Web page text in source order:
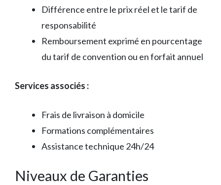
Différence entre le prix réel et le tarif de
responsabilité
Remboursement exprimé en pourcentage
du tarif de convention ou en forfait annuel
Services associés :
Frais de livraison à domicile
Formations complémentaires
Assistance technique 24h/24
Niveaux de Garanties